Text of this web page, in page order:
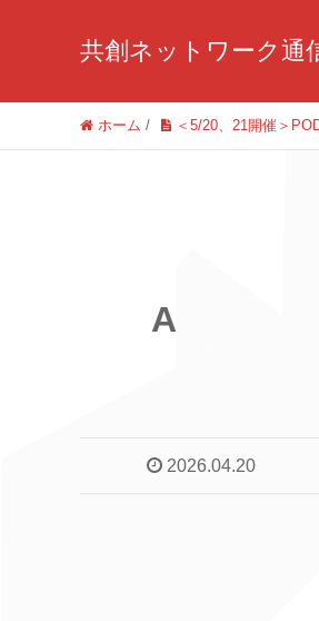
共創ネットワーク通
ホーム / ＜5/20、21開催＞
A
2026.04.20